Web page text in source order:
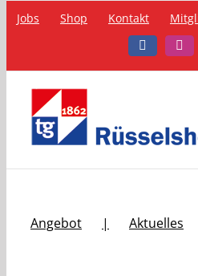
Inhalt
Jobs Shop Kontakt
Facebook
Angebot Aktuelles